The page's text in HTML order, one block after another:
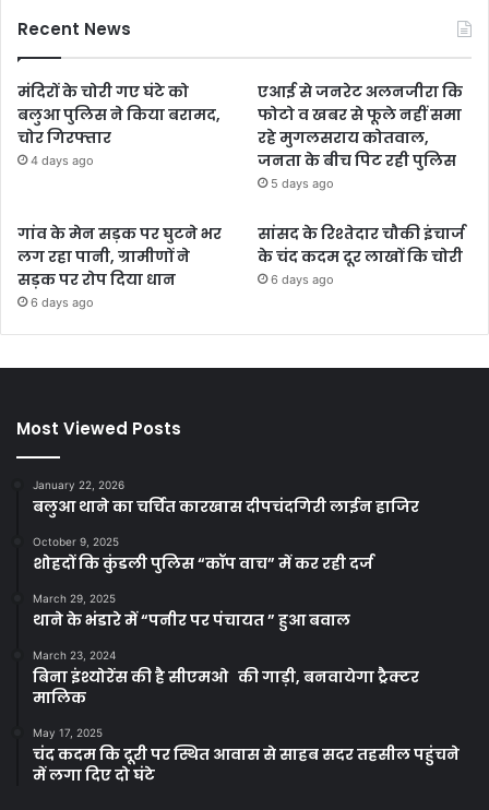
Recent News
मंदिरों के चोरी गए घंटे को
बलुआ पुलिस ने किया बरामद,
चोर गिरफ्तार
4 days ago
एआई से जनरेट अलनजीरा कि
फोटो व खबर से फूले नहीं समा
रहे मुगलसराय कोतवाल,
जनता के बीच पिट रही पुलिस
5 days ago
गांव के मेन सड़क पर घुटने भर
लग रहा पानी, ग्रामीणों ने
सड़क पर रोप दिया धान
6 days ago
सांसद के रिश्तेदार चौकी इंचार्ज
के चंद कदम दूर लाखों कि चोरी
6 days ago
Most Viewed Posts
January 22, 2026
बलुआ थाने का चर्चित कारखास दीपचंदगिरी लाईन हाजिर
October 9, 2025
शोहदों कि कुंडली पुलिस “कॉप वाच” में कर रही दर्ज
March 29, 2025
थाने के भंडारे में “पनीर पर पंचायत ” हुआ बवाल
March 23, 2024
बिना इंश्योरेंस की है सीएमओ की गाड़ी, बनवायेगा ट्रैक्टर
मालिक
May 17, 2025
चंद कदम कि दूरी पर स्थित आवास से साहब सदर तहसील पहुंचने
में लगा दिए दो घंटे